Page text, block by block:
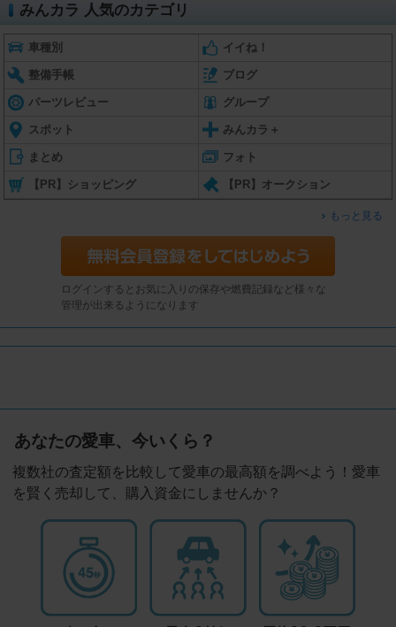
みんカラ 人気のカテゴリ
車種別 イイね！
整備手帳 ブログ
パーツレビュー グループ
スポット みんカラ＋
まとめ フォト
【PR】ショッピング 【PR】オークション
もっと見る
ログインするとお気に入りの保存や燃費記録など様々な
管理が出来るようになります
あなたの愛車、今いくら？
複数社の査定額を比較して愛車の最高額を調べよう！愛車
を賢く売却して、購入資金にしませんか？